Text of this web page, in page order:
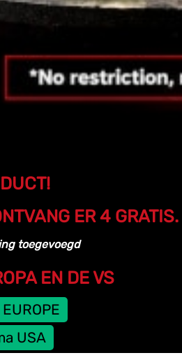
ER 4 GRATIS.
toegevoegd
EN DE VS
USA